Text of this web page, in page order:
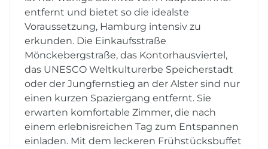
entfernt und bietet so die idealste
Voraussetzung, Hamburg intensiv zu
erkunden. Die Einkaufsstraße
Mönckebergstraße, das Kontorhausviertel,
das UNESCO Weltkulturerbe Speicherstadt
oder der Jungfernstieg an der Alster sind nur
einen kurzen Spaziergang entfernt. Sie
erwarten komfortable Zimmer, die nach
einem erlebnisreichen Tag zum Entspannen
einladen. Mit dem leckeren Frühstücksbuffet